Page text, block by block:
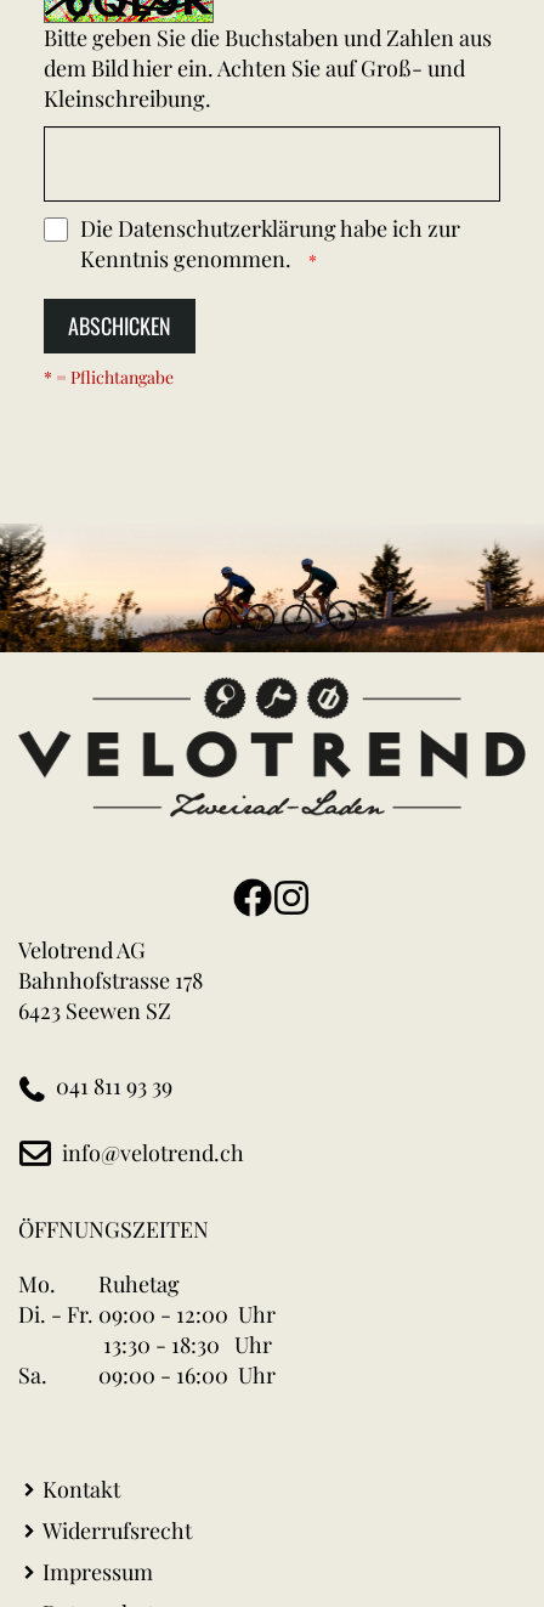
Bitte geben Sie die Buchstaben und Zahlen aus
dem Bild hier ein. Achten Sie auf Groß- und
Kleinschreibung.
Die Datenschutzerklärunghabe ich zur
Kenntnis genommen.
ABSCHICKEN
* = Pflichtangabe
Velotrend AG
Bahnhofstrasse 178
6423 Seewen SZ
041 811 93 39
info@velotrend.ch
ÖFFNUNGSZEITEN
Mo.
Ruhetag
Di. - Fr. 09:00 - 12:00 Uhr
13:30 - 18:30 Uhr
Sa.
09:00 - 16:00 Uhr
Kontakt
Widerrufsrecht
Impressum